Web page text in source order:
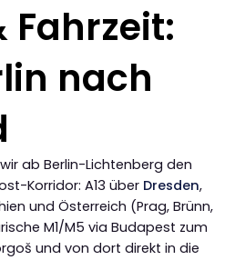
Fahrzeit:
nach
ab Berlin-Lichtenberg den
Korridor: A13 über Dresden,
und Österreich (Prag, Brünn,
M1/M5 via Budapest zum
und von dort direkt in die